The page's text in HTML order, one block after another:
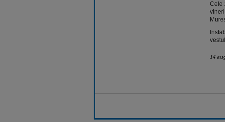
Cele
14